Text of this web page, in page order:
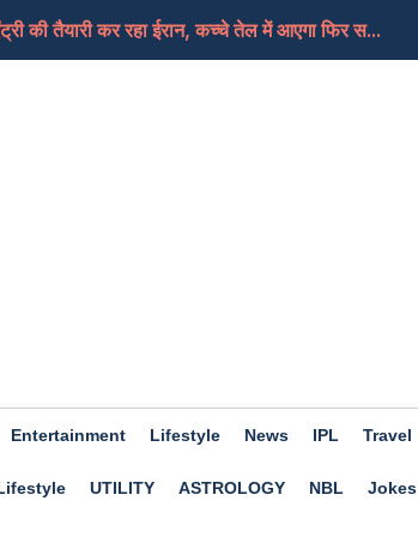
की तैयारी कर रहा ईरान, कच्चे तेल में आएगा फिर स...
Entertainment Lifestyle News IPL Travel
UTILITY ASTROLOGY NBL Jokes